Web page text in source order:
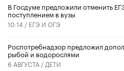
В Госдуме предложили отменить
поступлением в вузы
10:14 / ЕГЭ И ОГЭ
Роспотребнадзор предложил
рыбой и водорослями
6 АВГУСТА / ДЕТИ